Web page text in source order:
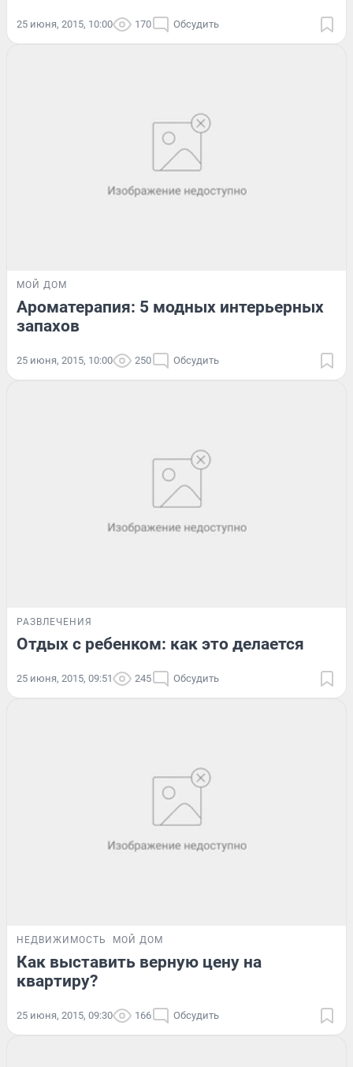
25 июня, 2015, 10:00 170 Обсудить
МОЙ ДОМ
Ароматерапия: 5 модных интерьерных
запахов
25 июня, 2015, 10:00 250 Обсудить
РАЗВЛЕЧЕНИЯ
Отдых с ребенком: как это делается
25 июня, 2015, 09:51 245 Обсудить
НЕДВИЖИМОСТЬ МОЙ ДОМ
Как выставить верную цену на
квартиру?
25 июня, 2015, 09:30 166 Обсудить